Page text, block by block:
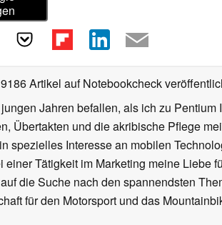
Artikel auf Notebookcheck
Jahren befallen, als ich zu
Übertakten und die akribische Pflege
spezielles Interesse an mobilen
Tätigkeit im Marketing meine Liebe
die Suche nach den spannendsten
für den Motorsport und das